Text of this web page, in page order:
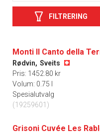
FILTRERING
Monti Il Canto della
Rødvin, Sveits
Pris: 1452.80 kr
Volum: 0.75 l
Spesialutvalg
(19259601)
Grisoni Cuvée Les